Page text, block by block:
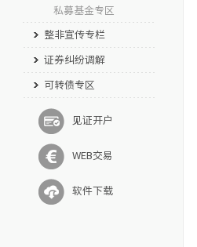
私募基金专区
整非宣传专栏
证券纠纷调解
可转债专区
见证开户
WEB交易
软件下载